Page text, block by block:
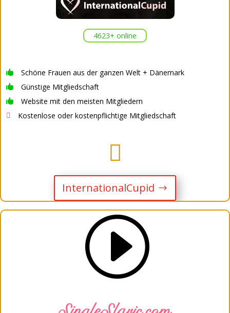
4623+ online
 Schöne Frauen aus der ganzen Welt + Dänemark
 Günstige Mitgliedschaft
 Website mit den meisten Mitgliedern
 Kostenlose oder kostenpflichtige Mitgliedschaft

InternationalCupid
I